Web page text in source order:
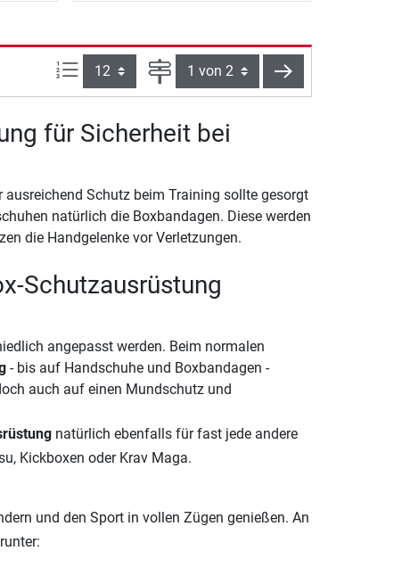
Artikel pro Seite: Seite weiter
für Sicherheit bei
Schutz beim Training sollte gesorgt
natürlich die Boxbandagen. Diese werden
die Handgelenke vor Verletzungen.
Schutzausrüstung
angepasst werden. Beim normalen
- bis auf Handschuhe und Boxbandagen -
auch auf einen Mundschutz und
natürlich ebenfalls für fast jede andere
Kickboxen oder Krav Maga.
und den Sport in vollen Zügen genießen. An